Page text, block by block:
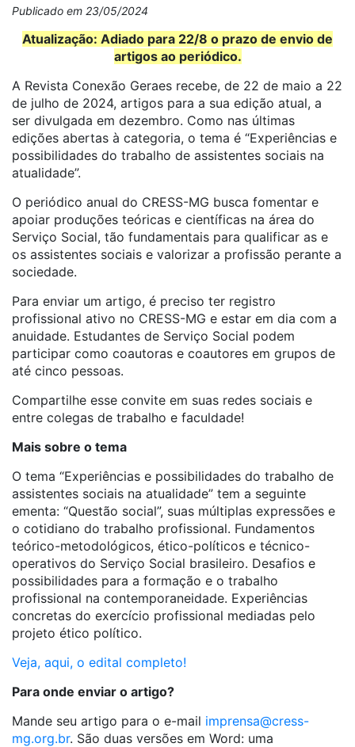
Publicado em 23/05/2024
Atualização: Adiado para 22/8 o prazo de envio de
artigos ao periódico.
A Revista Conexão Geraes recebe, de 22 de maio a 22
de julho de 2024, artigos para a sua edição atual, a
ser divulgada em dezembro. Como nas últimas
edições abertas à categoria, o tema é “Experiências e
possibilidades do trabalho de assistentes sociais na
atualidade”.
O periódico anual do CRESS-MG busca fomentar e
apoiar produções teóricas e científicas na área do
Serviço Social, tão fundamentais para qualificar as e
os assistentes sociais e valorizar a profissão perante a
sociedade.
Para enviar um artigo, é preciso ter registro
profissional ativo no CRESS-MG e estar em dia com a
anuidade. Estudantes de Serviço Social podem
participar como coautoras e coautores em grupos de
até cinco pessoas.
Compartilhe esse convite em suas redes sociais e
entre colegas de trabalho e faculdade!
Mais sobre o tema
O tema “Experiências e possibilidades do trabalho de
assistentes sociais na atualidade” tem a seguinte
ementa: “Questão social”, suas múltiplas expressões e
o cotidiano do trabalho profissional. Fundamentos
teórico-metodológicos, ético-políticos e técnico-
operativos do Serviço Social brasileiro. Desafios e
possibilidades para a formação e o trabalho
profissional na contemporaneidade. Experiências
concretas do exercício profissional mediadas pelo
projeto ético político.
Veja, aqui, o edital completo!
Para onde enviar o artigo?
Mande seu artigo para o e-mail imprensa@cress-
mg.org.br. São duas versões em Word: uma